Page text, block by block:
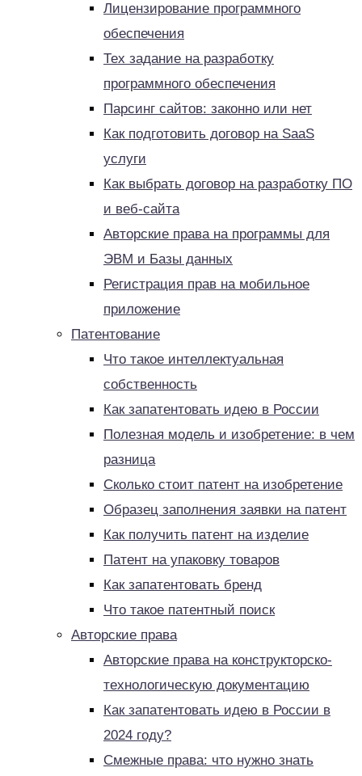
Лицензирование программного
обеспечения
Тех задание на разработку
программного обеспечения
Парсинг сайтов: законно или нет
Как подготовить договор на SaaS
услуги
Как выбрать договор на разработку ПО
и веб-сайта
Авторские права на программы для
ЭВМ и Базы данных
Регистрация прав на мобильное
приложение
Патентование
Что такое интеллектуальная
собственность
Как запатентовать идею в России
Полезная модель и изобретение: в чем
разница
Сколько стоит патент на изобретение
Образец заполнения заявки на патент
Как получить патент на изделие
Патент на упаковку товаров
Как запатентовать бренд
Что такое патентный поиск
Авторские права
Авторские права на конструкторско-
технологическую документацию
Как запатентовать идею в России в
2024 году?
Смежные права: что нужно знать